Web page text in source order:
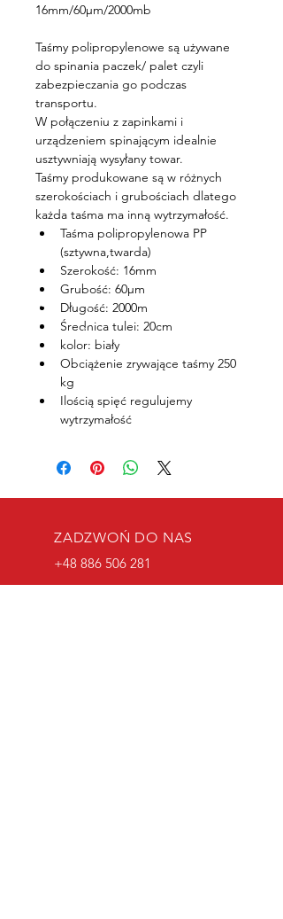
16mm/60µm/2000mb
Taśmy polipropylenowe są używane
do spinania paczek/ palet czyli
zabezpieczania go podczas
transportu.
W połączeniu z zapinkami i
urządzeniem spinającym idealnie
usztywniają wysyłany towar.
Taśmy produkowane są w różnych
szerokościach i grubościach dlatego
każda taśma ma inną wytrzymałość.
Taśma polipropylenowa PP
(sztywna,twarda)
Szerokość: 16mm
Grubość: 60µm
Długość: 2000m
Średnica tulei: 20cm
kolor: biały
Obciążenie zrywające taśmy 250
kg
Ilością spięć regulujemy
wytrzymałość
ZADZWOŃ DO NAS
+48 886 506 281